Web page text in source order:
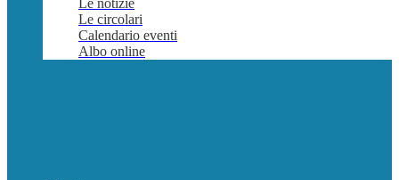
Le notizie
Le circolari
Calendario eventi
Albo online